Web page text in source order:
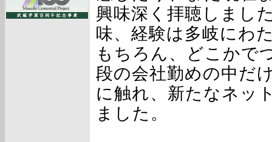
興味深く拝聴しまし
味、経験は多岐にわ
もちろん、どこかで
段の会社勤めの中だ
に触れ、新たなネッ
ました。